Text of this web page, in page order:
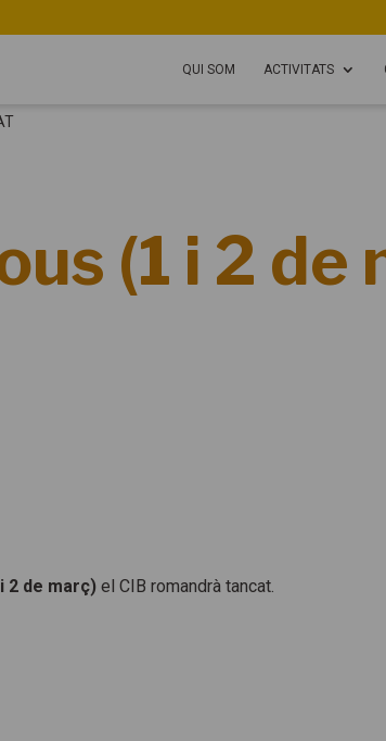
QUI SOM ACTIVITATS
(1 i 2 de
2 de març) el CIB romandrà tancat.